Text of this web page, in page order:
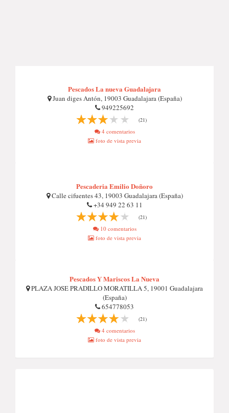
Pescados La nueva Guadalajara
Juan diges Antón, 19003 Guadalajara (España)
949225692
(21)
4 comentarios
foto de vista previa
Pescaderia Emilio Doñoro
Calle cifuentes 43, 19003 Guadalajara (España)
+34 949 22 63 11
(21)
10 comentarios
foto de vista previa
Pescados Y Mariscos La Nueva
PLAZA JOSE PRADILLO MORATILLA 5, 19001 Guadalajara
(España)
654778053
(21)
4 comentarios
foto de vista previa